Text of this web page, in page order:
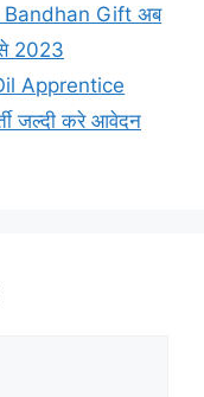
Bandhan Gift अब
2023
Apprentice
जल्दी करे आवेदन